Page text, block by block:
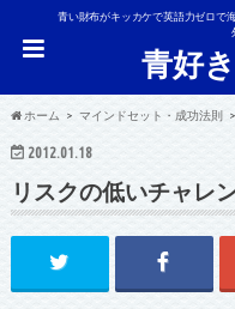
青い財布がキッカケで英語力ゼロで
青好
ホーム マインドセット・成功法則
2012.01.18
リスクの低いチャレ